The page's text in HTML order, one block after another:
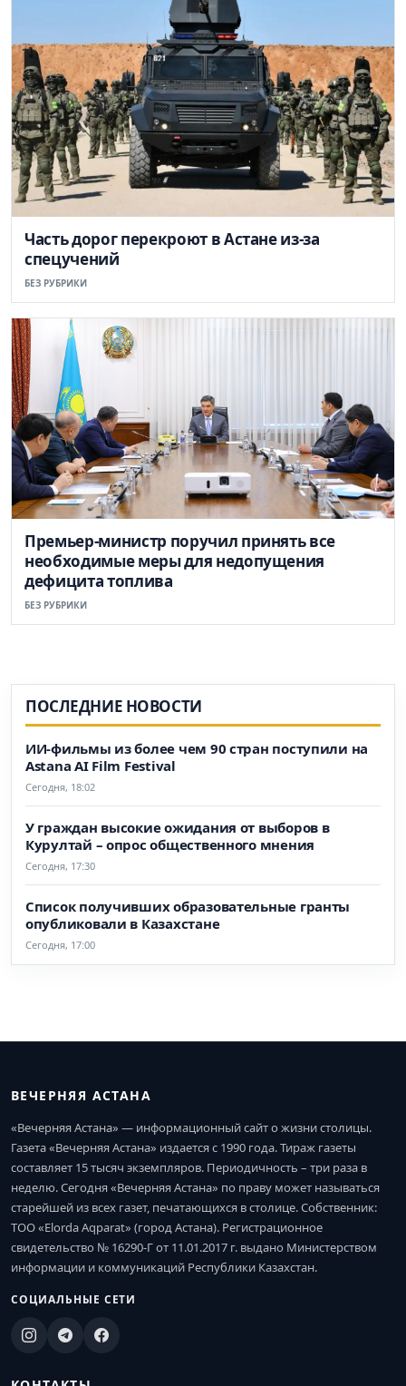
Часть дорог перекроют в Астане из-за
спецучений
БЕЗ РУБРИКИ
Премьер-министр поручил принять все
необходимые меры для недопущения
дефицита топлива
БЕЗ РУБРИКИ
ПОСЛЕДНИЕ НОВОСТИ
ИИ-фильмы из более чем 90 стран поступили на
Astana AI Film Festival
Сегодня, 18:02
У граждан высокие ожидания от выборов в
Курултай – опрос общественного мнения
Сегодня, 17:30
Список получивших образовательные гранты
опубликовали в Казахстане
Сегодня, 17:00
ВЕЧЕРНЯЯ АСТАНА
«Вечерняя Астана» — информационный сайт о жизни столицы.
Газета «Вечерняя Астана» издается с 1990 года. Тираж газеты
составляет 15 тысяч экземпляров. Периодичность – три раза в
неделю. Сегодня «Вечерняя Астана» по праву может называться
старейшей из всех газет, печатающихся в столице. Собственник:
ТОО «Elorda Aqparat» (город Астана). Регистрационное
свидетельство № 16290-Г от 11.01.2017 г. выдано Министерством
информации и коммуникаций Республики Казахстан.
СОЦИАЛЬНЫЕ СЕТИ